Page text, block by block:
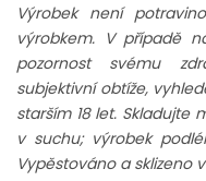
Výrobek není
výrobkem. V případě
pozornost svému
subjektivní obtíže,
starším 18 let. Skladujte
v suchu; výrobek
Vypěstováno a sklizeno v